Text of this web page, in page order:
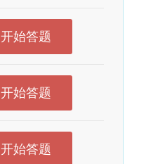
开始答题
开始答题
开始答题